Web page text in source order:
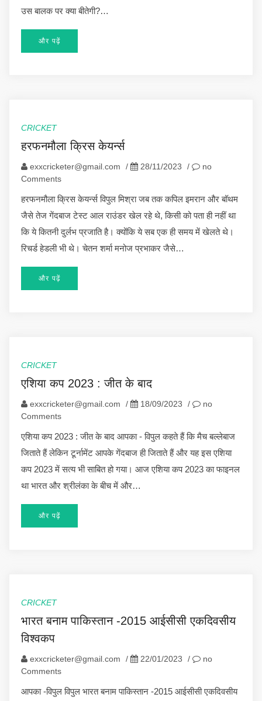
उस बालक पर क्या बीतेगी?…
और पढ़ें
CRICKET
हरफनमौला क्रिस केयर्न्स
exxcricketer@gmail.com / 28/11/2023 /
no
Comments
हरफनमौला क्रिस केयर्न्स विपुल मिश्रा जब तक कपिल इमरान और बॉथम
जैसे तेज गेंदबाज टेस्ट आल राउंडर खेल रहे थे, किसी को पता ही नहीं था
कि ये कितनी दुर्लभ प्रजाति है। क्योंकि ये सब एक ही समय में खेलते थे।
रिचर्ड हेडली भी थे। चेतन शर्मा मनोज प्रभाकर जैसे…
और पढ़ें
CRICKET
एशिया कप 2023 : जीत के बाद
exxcricketer@gmail.com / 18/09/2023 /
no
Comments
एशिया कप 2023 : जीत के बाद आपका - विपुल कहते हैं कि मैच बल्लेबाज
जिताते हैं लेकिन टूर्नामेंट आपके गेंदबाज ही जिताते हैं और यह इस एशिया
कप 2023 में सत्य भी साबित हो गया। आज एशिया कप 2023 का फाइनल
था भारत और श्रीलंका के बीच में और…
और पढ़ें
CRICKET
भारत बनाम पाकिस्तान -2015 आईसीसी एकदिवसीय
विश्वकप
exxcricketer@gmail.com / 22/01/2023 /
no
Comments
आपका -विपुल विपुल भारत बनाम पाकिस्तान -2015 आईसीसी एकदिवसीय